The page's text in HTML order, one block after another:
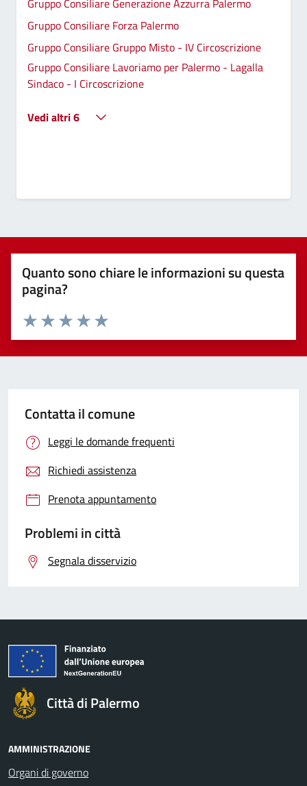
Gruppo Consiliare Forza Palermo
Gruppo Consiliare Gruppo Misto - IV Circoscrizione
Gruppo Consiliare Lavoriamo per Palermo - Lagalla
Sindaco - I Circoscrizione
Vedi altri 6
Quanto sono chiare le informazioni su questa
pagina?
Valuta 5 stelle su 5
Valuta 4 stelle su 5
Valuta 3 stelle su 5
Valuta 2 stelle su 5
Valuta 1 stelle su 5
Contatta il comune
Leggi le domande frequenti
Richiedi assistenza
Prenota appuntamento
Problemi in città
Segnala disservizio
Città di Palermo
AMMINISTRAZIONE
Organi di governo